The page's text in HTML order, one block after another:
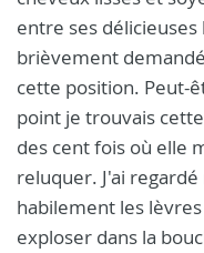
entre ses
brièvement
cette position. Peut-
point je trouvais
des cent fois où elle
reluquer. J'ai
habilement les
exploser dans la